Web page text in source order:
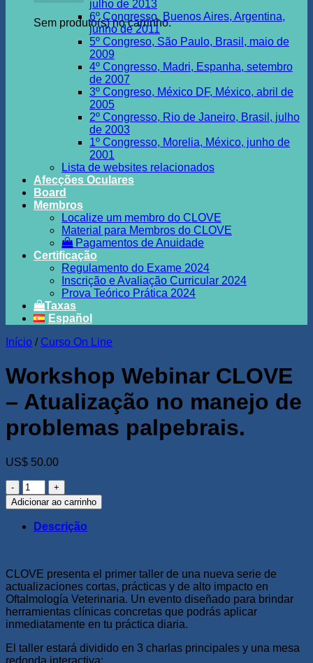
Sem produto(s) no carrinho.
julho de 2013
6º Congresso, Buenos Aires, Argentina,
junho de 2011
5º Congreso, São Paulo, Brasil, maio de
2009
4º Congresso, Madri, Espanha, setembro
de 2007
3º Congreso, México DF, México, abril de
2005
2º Congresso, Rio de Janeiro, Brasil, julho
de 2003
1º Congresso, Morelia, México, junho de
2001
Lista de websites relacionados
Afecções Oculares
Board
Membros
Localize um membro do CLOVE
Material para Membros do CLOVE
Pagamentos de Anuidade
Certificação
Regulamento do Exame 2024
Inscrição e Avaliação Curricular 2024
Prova Teórico Prática 2024
Taxas
Español
Início / Curso On Line
Workshop Webinar CLOVE
– Atualização no manejo de
problemas palpebrais.
US$ 50.00
Workshop
Webinar
CLOVE
-
Atualização
de
problemas
palpebrais.
quantidade
Adicionar ao carrinho
Descrição
CLOVE presenta el primer taller de una nueva serie de
actualizaciones cortas, prácticas y de alto impacto en
Oftalmología Veterinaria. Un evento diseñado para brindar
herramientas clínicas concretas que podrás aplicar
inmediatamente en tu práctica diaria.
El taller estará dividido en 3 charlas principales y una mesa
redonda interactiva: